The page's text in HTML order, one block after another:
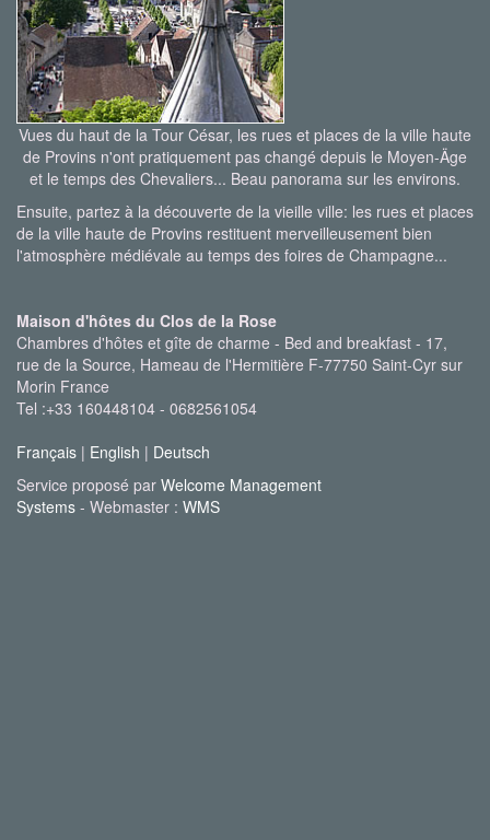
Vues du haut de la Tour César, les rues et places de la ville haute
de Provins n'ont pratiquement pas changé depuis le Moyen-Äge
et le temps des Chevaliers... Beau panorama sur les environs.
Ensuite, partez à la découverte de la vieille ville: les rues et places
de la ville haute de Provins restituent merveilleusement bien
l'atmosphère médiévale au temps des foires de Champagne...
Maison d'hôtes du Clos de la Rose
Chambres d'hôtes et gîte de charme - Bed and breakfast - 17,
rue de la Source, Hameau de l'Hermitière F-77750 Saint-Cyr sur
Morin France
Tel :+33 160448104 - 0682561054
Français | English | Deutsch
Service proposé par Welcome Management
Systems - Webmaster : WMS